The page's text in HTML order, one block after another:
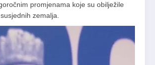
promjenama koje su obilježile
zemalja.